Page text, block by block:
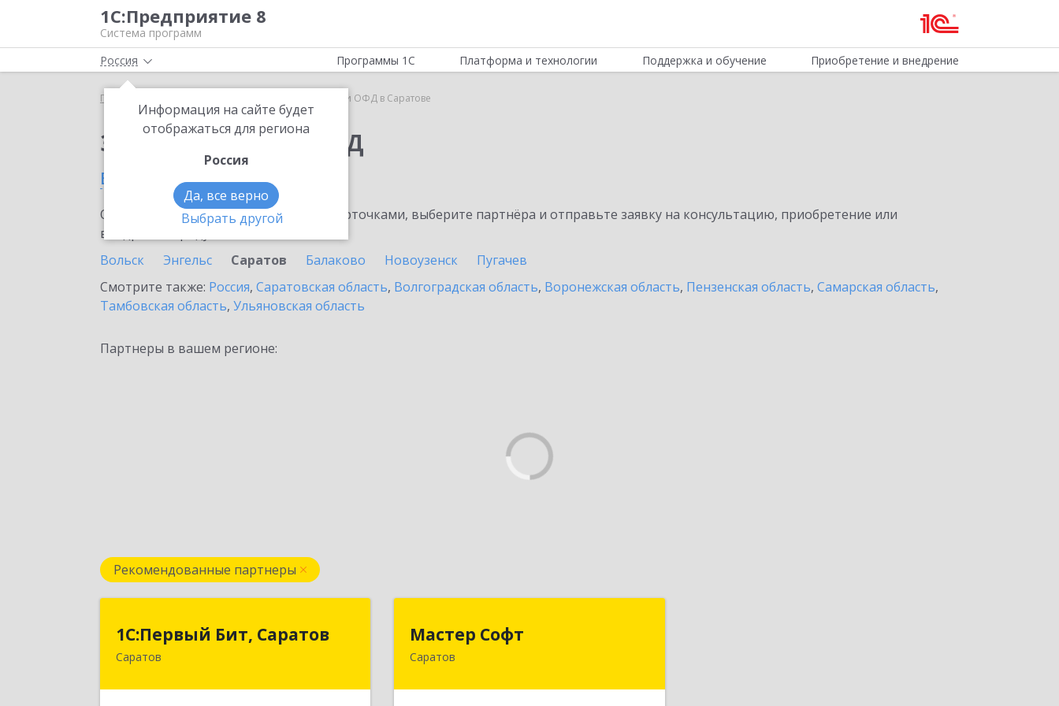
1С:Предприятие 8
Система программ
Россия
Информация на сайте будет
отображаться для региона
Россия
Да, все верно
Выбрать другой
Программы 1С Платформа и технологии Поддержка и обучение Приобретение и внедрение
Главная 1С-Чеки ОФД в Саратове
Заказать 1С-Чеки ОФД
в Саратове
Ознакомьтесь с информационными карточками, выберите партнёра и отправьте заявку на консультацию, приобретение или
внедрение продукта.
Вольск
Энгельс Саратов Балаково Новоузенск
Пугачев
Смотрите также: Россия, Саратовская область, Волгоградская область, Воронежская область, Пензенская область, Самарская область,
Тамбовская область, Ульяновская область
Партнеры в вашем регионе:
Рекомендованные партнеры
1С:Первый Бит, Саратов
Саратов
1С:Первый Бит, Саратов
410005, Саратовская обл, Саратов г,
Мастер Софт
Саратов
410012, Саратовская обл, Саратов г,